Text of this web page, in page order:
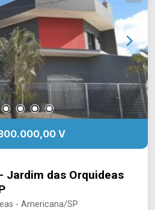
V
Jardim das Orquideas
- Americana/SP